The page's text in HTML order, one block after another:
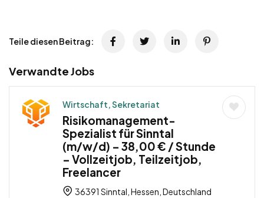
Teile diesen Beitrag:
Verwandte Jobs
Wirtschaft, Sekretariat
Risikomanagement-
Spezialist für Sinntal
(m/w/d) – 38,00 € / Stunde
– Vollzeitjob, Teilzeitjob,
Freelancer
36391 Sinntal, Hessen, Deutschland